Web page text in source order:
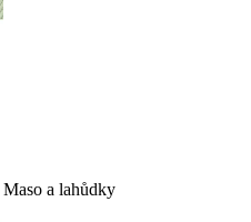
Maso a lahůdky